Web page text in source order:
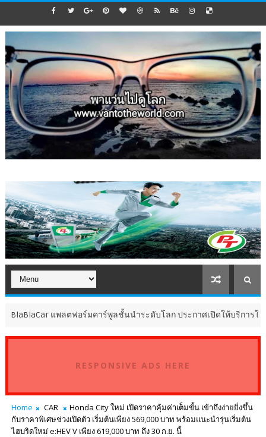
แพลตฟอร์มคาร์พูลชั้นนำระดับโลก ประกาศเปิดให้บริการในประเทศไ
RESPONSIVE ADS HERE
Home CAR
Honda City ใหม่ เปิดราคาคุ้มค่าเต็มขั้น เข้าถึงง่ายยิ่งขึ้น
กับราคาพิเศษช่วงเปิดตัว เริ่มต้นเพียง 569,000 บาท พร้อมแนะนำรุ่นเริ่มต้น
ไฮบริดใหม่ e:HEV V เพียง 619,000 บาท ถึง 30 ก.ย. นี้